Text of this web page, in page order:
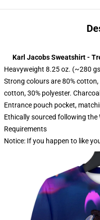
Karl Jacobs Sweatshirt -
Heavyweight 8.25 oz. (~280
Strong colours are 80%
cotton, 30% polyester.
Entrance pouch pocket,
Ethically sourced following
Requirements
Notice: If you happen to like